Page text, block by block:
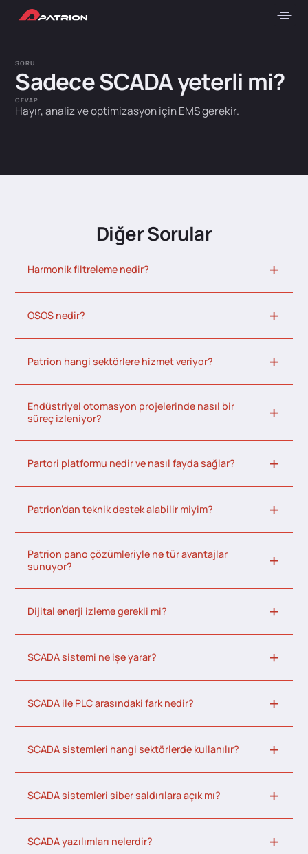
SORU
Sadece SCADA yeterli mi?
CEVAP
Hayır, analiz ve optimizasyon için EMS gerekir.
Diğer Sorular
Harmonik filtreleme nedir?
OSOS nedir?
Patrion hangi sektörlere hizmet veriyor?
Endüstriyel otomasyon projelerinde nasıl bir
süreç izleniyor?
Partori platformu nedir ve nasıl fayda sağlar?
Patrion’dan teknik destek alabilir miyim?
Patrion pano çözümleriyle ne tür avantajlar
sunuyor?
Dijital enerji izleme gerekli mi?
SCADA sistemi ne işe yarar?
SCADA ile PLC arasındaki fark nedir?
SCADA sistemleri hangi sektörlerde kullanılır?
SCADA sistemleri siber saldırılara açık mı?
SCADA yazılımları nelerdir?